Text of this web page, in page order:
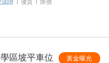
認證 優質 降價
區坡平車位 黃金曝光